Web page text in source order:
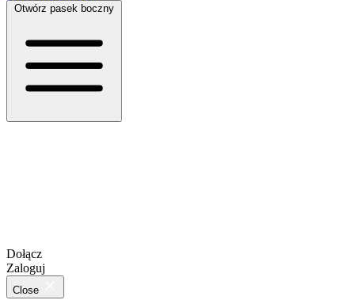
Otwórz pasek boczny
Dołącz
Zaloguj
Close